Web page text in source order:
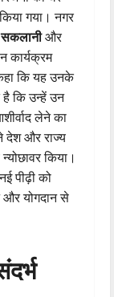
गया। नगर
सकलानीऔर
कार्यक्रम
कि यह उनके
है कि उन्हें उन
लेने का
देश और राज्य
किया।
पीढ़ी को
और योगदान से